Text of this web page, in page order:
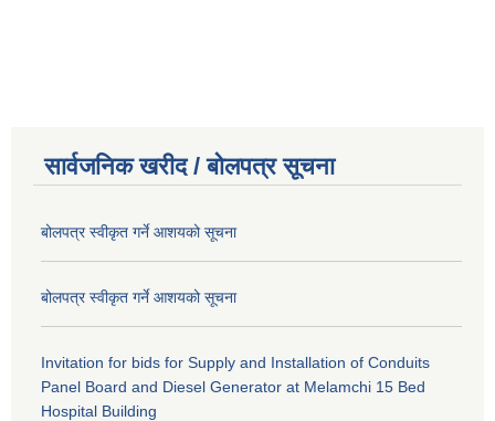
सार्वजनिक खरीद / बोलपत्र सूचना
बोलपत्र स्वीकृत गर्ने आशयको सूचना
बोलपत्र स्वीकृत गर्ने आशयको सूचना
Invitation for bids for Supply and Installation of Conduits
Panel Board and Diesel Generator at Melamchi 15 Bed
Hospital Building